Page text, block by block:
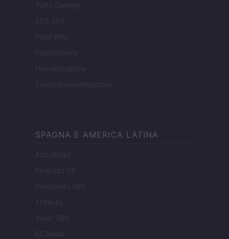
Tutto Gaming
ESG 365
Food Wiki
FuturoDonna
HomeMagazine
SecondHomeMagazine
SPAGNA E AMERICA LATINA
Actualidad
Finanzas 24
Investindo 365
Think.es
Viajar 365
ES Newz